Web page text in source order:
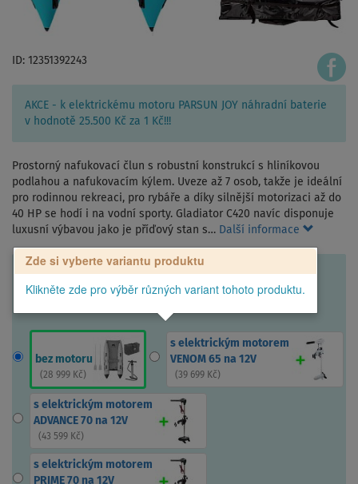
ID: 12351392243
AKCE - k elektrickému motoru PARSUN JOY náhradní baterie
v hodnotě 25.500 Kč za 1 Kč!!!
Prostorný nafukovací člun s robustní konstrukcí s hliníkovou
podlahou a nafukovacím kýlem. Uveze až 7 osob, takže je ideální
pro rodinnou rekreaci, pro rybáře a díky silnější motorizaci až do
40 HP se hodí i na vodní sporty. Gladiator C420 navíc disponuje
luxusní výbavou jako je příďový stan s… Další informace
Zde si vyberte variantu produktu
Klikněte zde pro výběr různých variant tohoto produktu.
bez motoru
(28 999 Kč)
s elektrickým motorem
VENOM 65 na 12V
(39 699 Kč)
s elektrickým motorem
ADVANCE 70 na 12V
(43 599 Kč)
s elektrickým motorem
PRIME 70 na 12V